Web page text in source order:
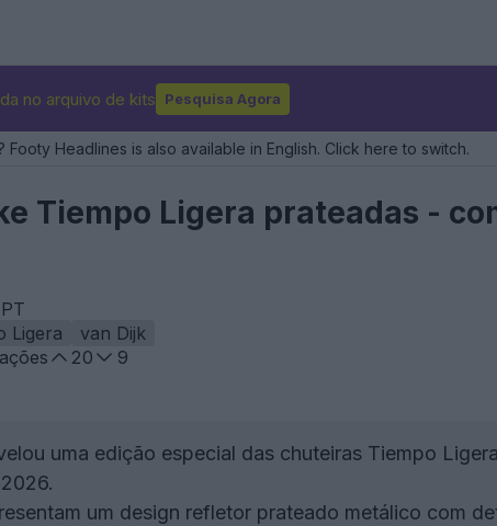
no arquivo de kits Pesquisa Agora
Footy Headlines is also available in English. Click here to switch.
Tiempo Ligera prateadas -
Ligera
van Dijk
20
9
uma edição especial das chuteiras Tiempo
um design refletor prateado metálico com